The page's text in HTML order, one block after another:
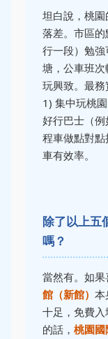
坦白說，桃
落差。市區
行一段）勉
塘，公車班
玩興致。最務
1) 集中玩桃
好行巴士（
程車做點對
車有效率。
除了以上五
嗎？
當然有。如果
館（新館） 本
十足，免費
的話， 桃園國